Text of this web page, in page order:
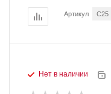
Артикул C25
Нет в наличии